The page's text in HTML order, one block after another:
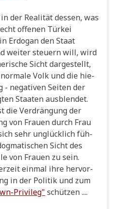
der Rea­li­tät des­sen, was
offe­nen Tür­kei
Erdo­gan den Staat
wei­ter steu­ern will, wird
Sicht dar­ge­stellt,
Volk und die hie­
- nega­ti­ven Sei­ten der
Staa­ten aus­blen­det.
die Ver­drän­gung der
von Frau­en durch Frau
sehr unglück­lich füh­
Sicht des
von Frau­en zu sein.
ein­mal ihre her­vor­
in der Poli­tik und zum
Pri­vi­leg" schützen ....